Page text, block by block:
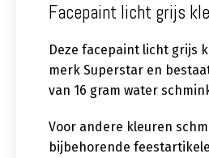
Facepaint licht grijs
Deze facepaint licht grijs
merk Superstar en
van 16 gram water
Voor andere kleuren
bijbehorende